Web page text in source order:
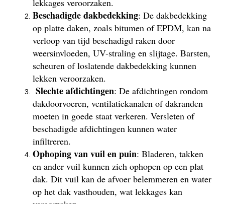
lekkages veroorzaken.
Beschadigde dakbedekking: De dakbedekking
op platte daken, zoals bitumen of EPDM, kan na
verloop van tijd beschadigd raken door
weersinvloeden, UV-straling en slijtage. Barsten,
scheuren of loslatende dakbedekking kunnen
lekken veroorzaken.
Slechte afdichtingen: De afdichtingen rondom
dakdoorvoeren, ventilatiekanalen of dakranden
moeten in goede staat verkeren. Versleten of
beschadigde afdichtingen kunnen water
infiltreren.
Ophoping van vuil en puin: Bladeren, takken
en ander vuil kunnen zich ophopen op een plat
dak. Dit vuil kan de afvoer belemmeren en water
op het dak vasthouden, wat lekkages kan